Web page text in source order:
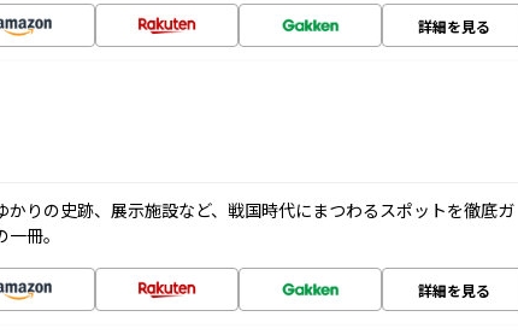
詳細を見る
かりの史跡、展示施設など、戦国時代にまつわるスポットを徹底ガ
冊。
詳細を見る